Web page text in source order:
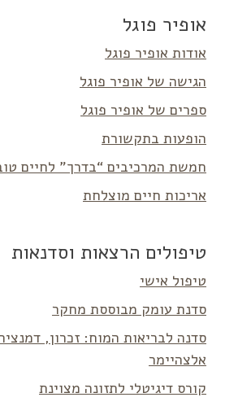
אופיר פוגל
אודות אופיר פוגל
הגישה של אופיר פוגל
ספרים של אופיר פוגל
הופעות בתקשורת
חמשת המרכיבים “בדרך” לחיים
אריכות חיים מוצלחת
טיפולים הרצאות וסדנאות
טיפול אישי
סדנת עומק מבוססת מחקר
סדנה לבריאות המוח: זכרון,
אלצהיימר
קורס דיגיטלי לתזונה מצוינת